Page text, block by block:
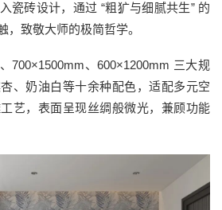
瓷砖设计，通过 “粗犷与细腻共生” 的
，致敬大师的极简哲学。
700×1500mm、600×1200mm 三大规
、奶油白等十余种配色，适配多元空
艺，表面呈现丝绸般微光，兼顾功能